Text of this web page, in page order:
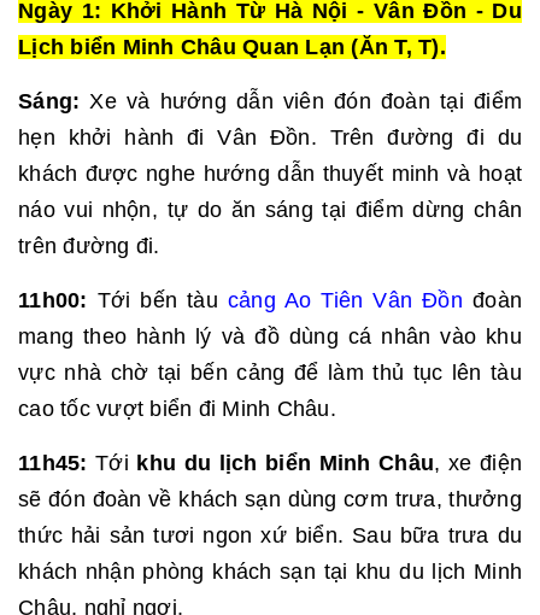
Ngày 1: Khởi Hành Từ Hà Nội - Vân Đồn - Du
Lịch biển Minh Châu Quan Lạn (Ăn T, T).
Sáng: Xe và hướng dẫn viên đón đoàn tại điểm
hẹn khởi hành đi Vân Đồn. Trên đường đi du
khách được nghe hướng dẫn thuyết minh và hoạt
náo vui nhộn, tự do ăn sáng tại điểm dừng chân
trên đường đi.
11h00: Tới bến tàu cảng Ao Tiên Vân Đồn đoàn
mang theo hành lý và đồ dùng cá nhân vào khu
vực nhà chờ tại bến cảng để làm thủ tục lên tàu
cao tốc vượt biển đi Minh Châu.
11h45:Tới khu du lịch biển Minh Châu, xe điện
sẽ đón đoàn về khách sạn dùng cơm trưa, thưởng
thức hải sản tươi ngon xứ biển. Sau bữa trưa du
khách nhận phòng khách sạn tại khu du lịch Minh
Châu, nghỉ ngơi.